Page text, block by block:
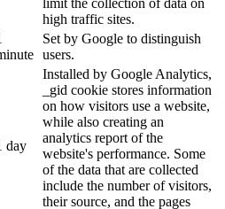
high traffic sites.
Set by Google to distinguish
users.
day
Installed by Google Analytics,
_gid cookie stores information
on how visitors use a website,
while also creating an
analytics report of the
website's performance. Some
of the data that are collected
include the number of visitors,
their source, and the pages